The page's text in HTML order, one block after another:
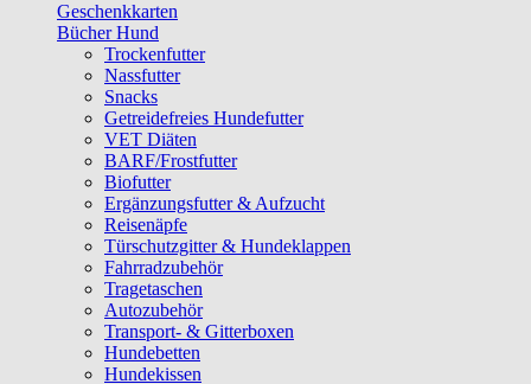
Geschenkkarten
Bücher Hund
Trockenfutter
Nassfutter
Snacks
Getreidefreies Hundefutter
VET Diäten
BARF/Frostfutter
Biofutter
Ergänzungsfutter & Aufzucht
Reisenäpfe
Türschutzgitter & Hundeklappen
Fahrradzubehör
Tragetaschen
Autozubehör
Transport- & Gitterboxen
Hundebetten
Hundekissen